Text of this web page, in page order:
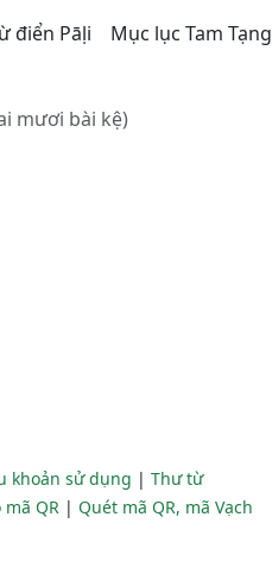
điển Pāḷi Mục lục Tam Tạng
mươi bài kệ)
khoản sử dụng | Thư từ
mã QR | Quét mã QR, mã Vạch